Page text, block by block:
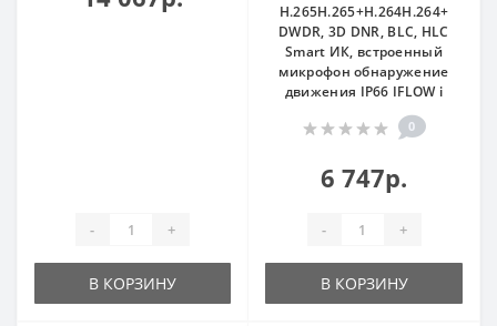
- +
В КОРЗИНУ
H.265H.265+H.264H.264+
DWDR, 3D DNR, BLC, HLC
Smart ИК, встроенный
микрофон обнаружение
движения IP66 IFLOW i
0
6 747р.
- +
В КОРЗИНУ